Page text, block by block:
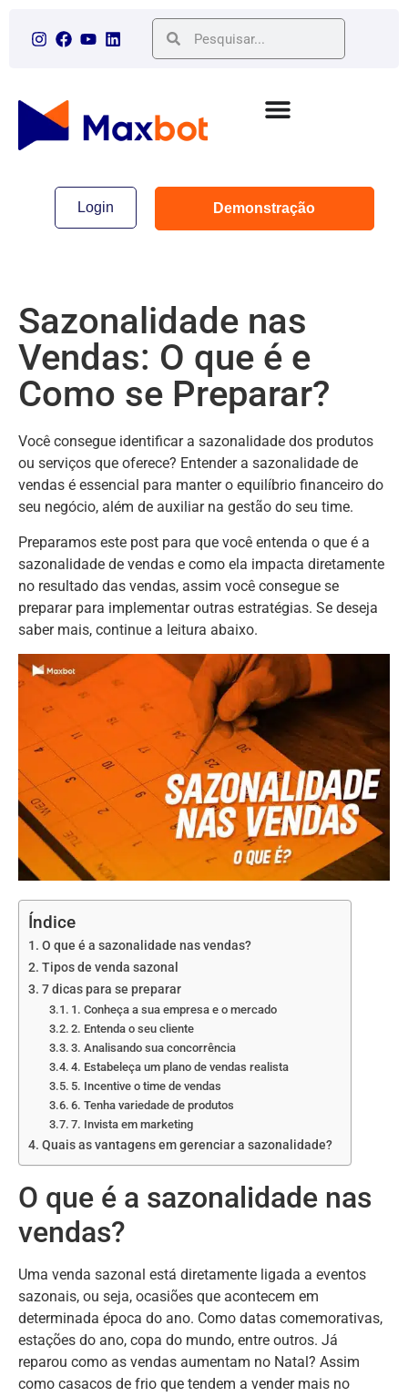
Login Demonstração
Sazonalidade nas
Vendas: O que é e
Como se Preparar?
Você consegue identificar a sazonalidade dos produtos
ou serviços que oferece? Entender a sazonalidade de
vendas é essencial para manter o equilíbrio financeiro do
seu negócio, além de auxiliar na gestão do seu time.
Preparamos este post para que você entenda o que é a
sazonalidade de vendas e como ela impacta diretamente
no resultado das vendas, assim você consegue se
preparar para implementar outras estratégias. Se deseja
saber mais, continue a leitura abaixo.
Índice
O que é a sazonalidade nas vendas?
Tipos de venda sazonal
7 dicas para se preparar
1. Conheça a sua empresa e o mercado
2. Entenda o seu cliente
3. Analisando sua concorrência
4. Estabeleça um plano de vendas realista
5. Incentive o time de vendas
6. Tenha variedade de produtos
7. Invista em marketing
Quais as vantagens em gerenciar a sazonalidade?
O que é a sazonalidade nas
vendas?
Uma venda sazonal está diretamente ligada a eventos
sazonais, ou seja, ocasiões que acontecem em
determinada época do ano. Como datas comemorativas,
estações do ano, copa do mundo, entre outros. Já
reparou como as vendas aumentam no Natal? Assim
como casacos de frio que tendem a vender mais no